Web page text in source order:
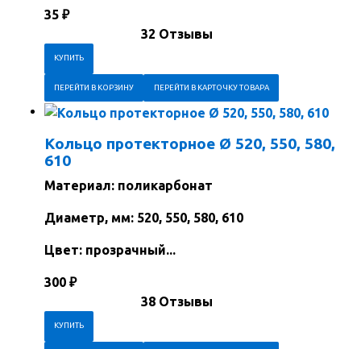
35 ₽
32 Отзывы
ПЕРЕЙТИ В КОРЗИНУ ПЕРЕЙТИ В КАРТОЧКУ ТОВАРА
Кольцо протекторное Ø 520, 550, 580,
610
Материал: поликарбонат
Диаметр, мм: 520, 550, 580, 610
Цвет: прозрачный...
300 ₽
38 Отзывы